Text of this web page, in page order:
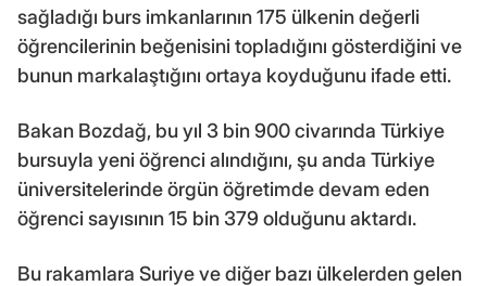
sağladığı burs imkanlarının 175 ülkenin değerli
öğrencilerinin beğenisini topladığını gösterdiğini ve
bunun markalaştığını ortaya koyduğunu ifade etti.
Bakan Bozdağ, bu yıl 3 bin 900 civarında Türkiye
bursuyla yeni öğrenci alındığını, şu anda Türkiye
üniversitelerinde örgün öğretimde devam eden
öğrenci sayısının 15 bin 379 olduğunu aktardı.
Bu rakamlara Suriye ve diğer bazı ülkelerden gelen